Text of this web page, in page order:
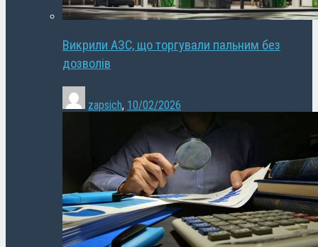
Викрили АЗС, що торгували пальним без
дозволів
zapsich, 10/02/2026